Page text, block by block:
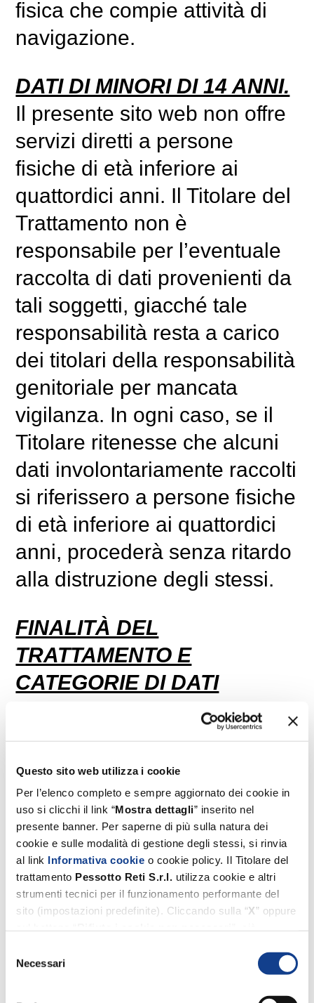
Questo sito web utilizza i cookie
Per l’elenco completo e sempre aggiornato dei cookie in
uso si clicchi il link “Mostra dettagli” inserito nel
presente banner. Per saperne di più sulla natura dei
cookie e sulle modalità di gestione degli stessi, si rinvia
al link Informativa cookie o cookie policy. Il Titolare del
trattamento Pessotto Reti S.r.l. utilizza cookie e altri
strumenti tecnici per il funzionamento performante del
sito (impostazioni predefinite). Cliccando sulla “X” oppure
predefinite. Invece, i cookie di profilazione e di terze parti
(utilizzati dal Titolare suddetto per migliorare l’esperienza
delNecessari
fisica che compie attività di
navigazione.
DATI DI MINORI DI 14 ANNI.
Il presente sito web non offre
servizi diretti a persone
fisiche di età inferiore ai
quattordici anni. Il Titolare del
Trattamento non è
responsabile per l’eventuale
raccolta di dati provenienti da
tali soggetti, giacché tale
responsabilità resta a carico
dei titolari della responsabilità
genitoriale per mancata
vigilanza. In ogni caso, se il
Titolare ritenesse che alcuni
dati involontariamente raccolti
si riferissero a persone fisiche
di età inferiore ai quattordici
anni, procederà senza ritardo
alla distruzione degli stessi.
FINALITÀ DEL
TRATTAMENTO E
CATEGORIE DI DATI
TRATTATI- art. 13 par. 1 lett.
c) GDPR.Oltre ai dati di
navigazione, il Titolare per
l’effettuazione dei trattamenti
utilizza solo i dati
strettamente necessari, i quali
sono segnalati con il simbolo
asterisco (*) negli appositi
spazi di compilazione
presenti nel sito web. I dati